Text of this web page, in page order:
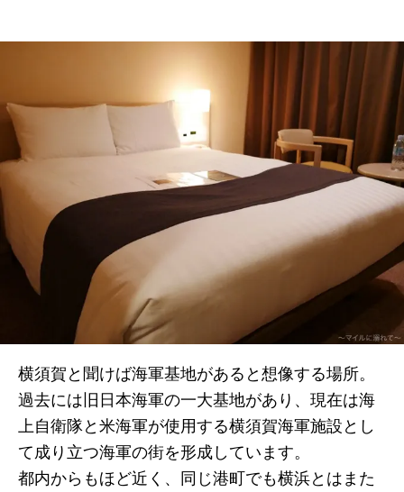
横須賀と聞けば海軍基地があると想像する場所。
過去には旧日本海軍の一大基地があり、現在は海
上自衛隊と米海軍が使用する横須賀海軍施設とし
て成り立つ海軍の街を形成しています。
都内からもほど近く、同じ港町でも横浜とはまた